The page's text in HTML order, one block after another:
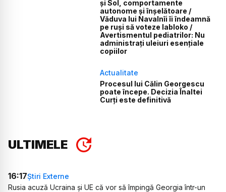
și Sol, comportamente
autonome și înșelătoare /
Văduva lui Navalnîi îi îndeamnă
pe ruși să voteze Iabloko /
Avertismentul pediatrilor: Nu
administrați uleiuri esențiale
copiilor
Actualitate
Procesul lui Călin Georgescu
poate începe. Decizia Înaltei
Curți este definitivă
ULTIMELE
16:17Știri Externe
Rusia acuză Ucraina și UE că vor să împingă Georgia într-un